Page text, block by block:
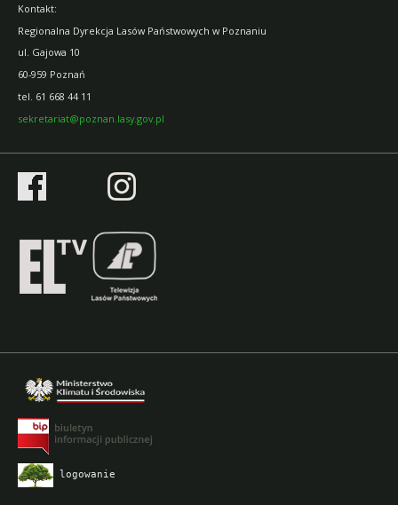
Kontakt:
Regionalna Dyrekcja Lasów Państwowych w Poznaniu
ul. Gajowa 10
60-959 Poznań
tel. 61 668 44 11
sekretariat@poznan.lasy.gov.pl
logowanie